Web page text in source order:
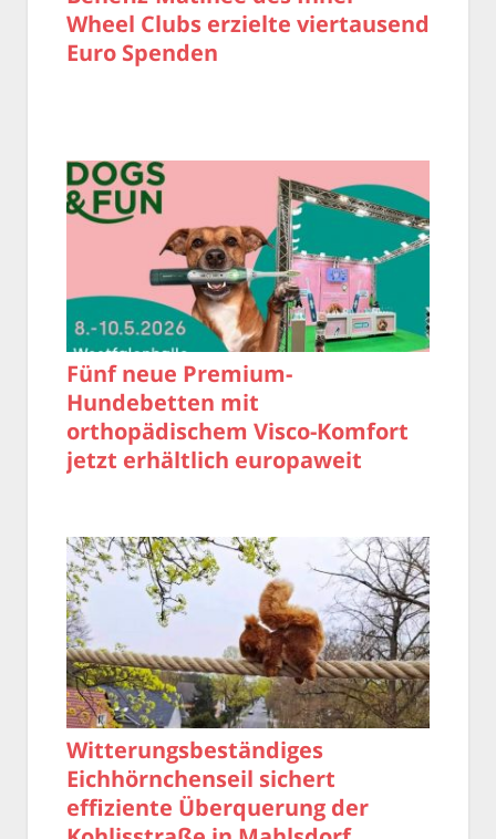
Wheel Clubs erzielte viertausend
Euro Spenden
Fünf neue Premium-
Hundebetten mit
orthopädischem Visco-Komfort
jetzt erhältlich europaweit
Witterungsbeständiges
Eichhörnchenseil sichert
effiziente Überquerung der